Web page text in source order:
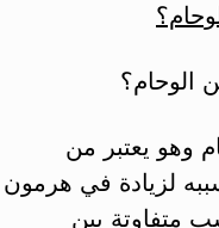
الوحام؟
وهو يعتبر من
لزيادة في هرمون
متفاوتة بين